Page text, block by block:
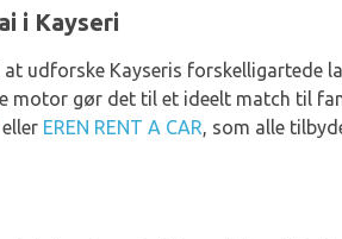
i Kayseri
udforske Kayseris forskelligartede
motor gør det til et ideelt match til
eller EREN RENT A CAR, som alle